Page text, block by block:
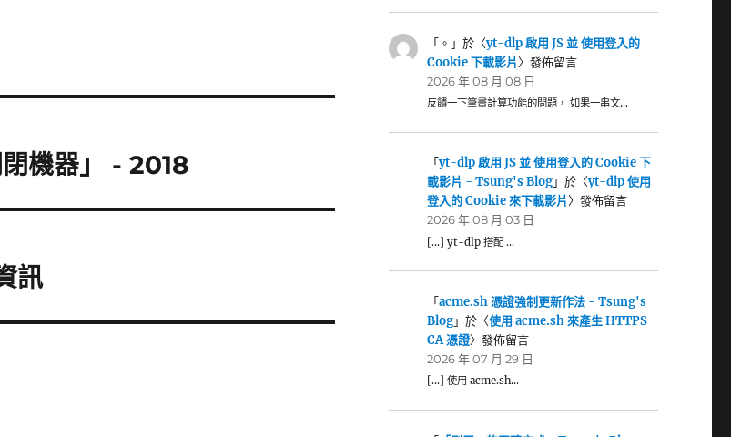
機器」 - 2018
訊
「 。 」於〈yt-dlp 啟用 JS 並 使用登入的
Cookie 下載影片〉發佈留言
2026 年 08 月 08 日
反饋一下筆畫計算功能的問題， 如果一串文…
「yt-dlp 啟用 JS 並 使用登入的 Cookie 下
載影片 - Tsung's Blog」於〈yt-dlp 使用
登入的 Cookie 來下載影片〉發佈留言
2026 年 08 月 03 日
[…] yt-dlp 搭配 …
「acme.sh 憑證強制更新作法 - Tsung's
Blog」於〈使用 acme.sh 來產生 HTTPS
CA 憑證〉發佈留言
2026 年 07 月 29 日
[…] 使用 acme.sh…